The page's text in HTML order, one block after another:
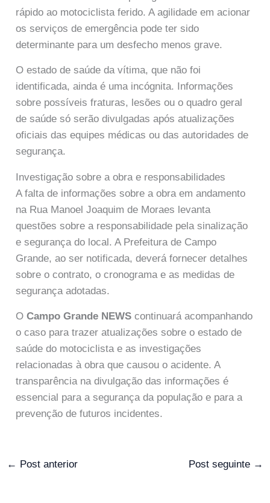
rápido ao motociclista ferido. A agilidade em acionar
os serviços de emergência pode ter sido
determinante para um desfecho menos grave.
O estado de saúde da vítima, que não foi
identificada, ainda é uma incógnita. Informações
sobre possíveis fraturas, lesões ou o quadro geral
de saúde só serão divulgadas após atualizações
oficiais das equipes médicas ou das autoridades de
segurança.
Investigação sobre a obra e responsabilidades
A falta de informações sobre a obra em andamento
na Rua Manoel Joaquim de Moraes levanta
questões sobre a responsabilidade pela sinalização
e segurança do local. A Prefeitura de Campo
Grande, ao ser notificada, deverá fornecer detalhes
sobre o contrato, o cronograma e as medidas de
segurança adotadas.
OCampo Grande NEWS continuará acompanhando
o caso para trazer atualizações sobre o estado de
saúde do motociclista e as investigações
relacionadas à obra que causou o acidente. A
transparência na divulgação das informações é
essencial para a segurança da população e para a
prevenção de futuros incidentes.
← Post anterior Post seguinte →